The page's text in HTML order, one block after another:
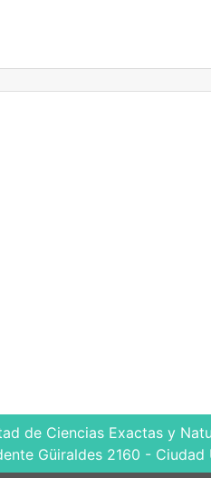
de Ciencias Exactas y
Güiraldes 2160 -